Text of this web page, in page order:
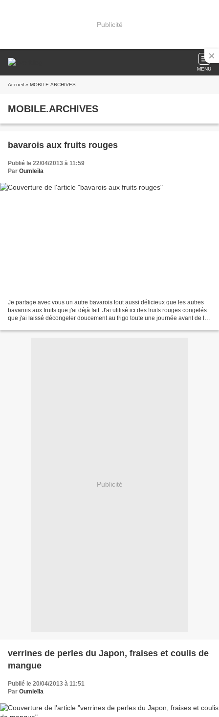
Publicité
MENU
Accueil » MOBILE.ARCHIVES
MOBILE.ARCHIVES
bavarois aux fruits rouges
Publié le 22/04/2013 à 11:59
Par Oumleïla
Je partage avec vous un autre bavarois tout aussi délicieux que les autres
bavarois aux fruits que j'ai déjà fait. J'ai utilisé ici des fruits rouges congelés
que j'ai laissé décongeler doucement au frigo toute une journée avant de les
Publicité
verrines de perles du Japon, fraises et coulis de
mangue
Publié le 20/04/2013 à 11:51
Par Oumleïla